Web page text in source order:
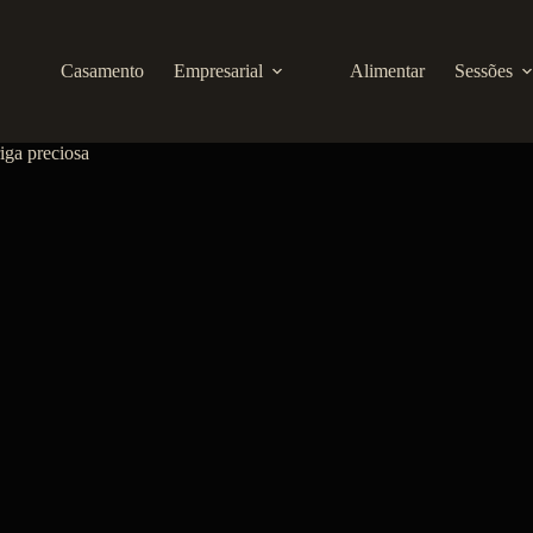
Casamento Empresarial Alimentar Sessões